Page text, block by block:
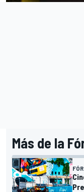
Más de la